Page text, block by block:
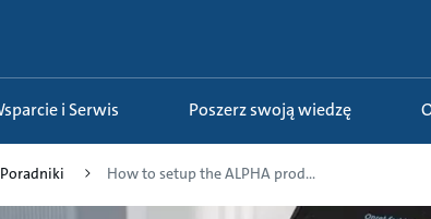
Wsparcie i Serwis Poszerz swoją wiedzę
Poradniki How to setup the ALPHA prod...